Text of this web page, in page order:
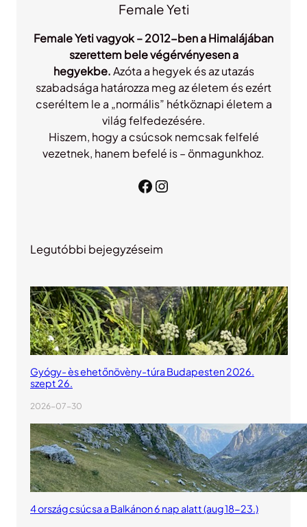
Female Yeti
Female Yeti vagyok – 2012-ben a Himalájában
szerettem bele végérvényesen a
hegyekbe.Azóta a hegyek és az utazás
szabadsága határozza meg az életem és ezért
cseréltem le a „normális” hétköznapi életem a
világ felfedezésére.
Hiszem, hogy a csúcsok nemcsak felfelé
vezetnek, hanem befelé is – önmagunkhoz.
Facebook Instagram
Legutóbbi bejegyzéseim
Gyógy- ès ehetőnövèny-túra Budapesten 2026.
szept 26.
2026-07-30
4 ország csúcsa a Balkánon 6 nap alatt (aug 18-23.)